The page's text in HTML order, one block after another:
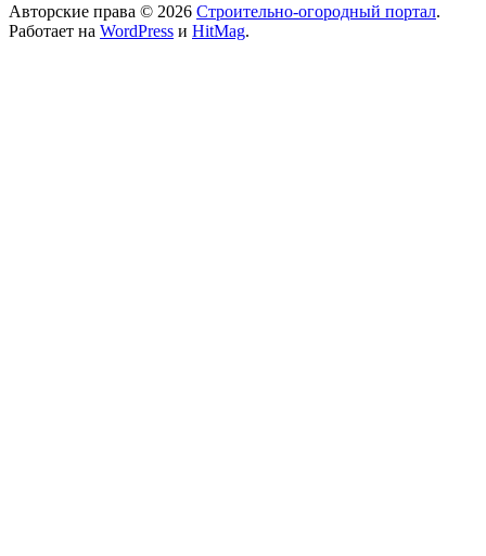
Авторские права © 2026 Строительно-огородный портал.
Работает на WordPress и HitMag.